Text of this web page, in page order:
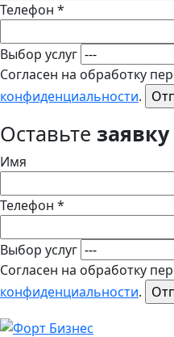
Телефон *
Выбор услуг
Согласен на обработку
конфиденциальности.
Оставьте заявку
Имя
Телефон *
Выбор услуг
Согласен на обработку
конфиденциальности.